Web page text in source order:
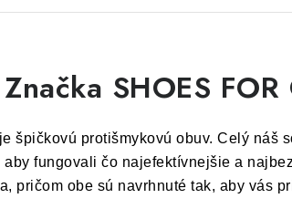
Značka SHOES FOR
špičkovú protišmykovú obuv. Celý náš
fungovali čo najefektívnejšie a
pričom obe sú navrhnuté tak, aby vás